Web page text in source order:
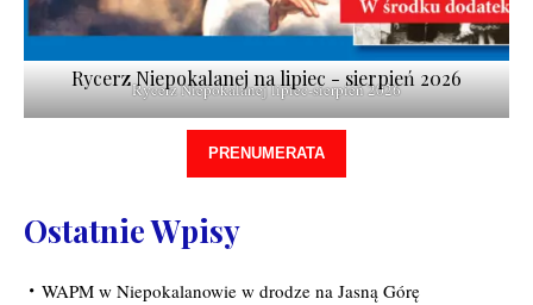
Rycerz Niepokalanej lipiec-sierpień 2026
Rycerz Niepokalanej na lipiec - sierpień 2026
PRENUMERATA
Ostatnie Wpisy
WAPM w Niepokalanowie w drodze na Jasną Górę